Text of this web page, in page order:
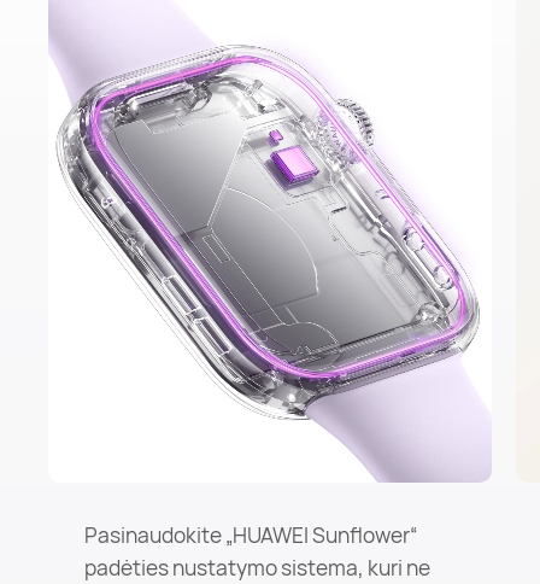
Pasinaudokite „HUAWEI Sunflower“
padėties nustatymo sistema, kuri ne